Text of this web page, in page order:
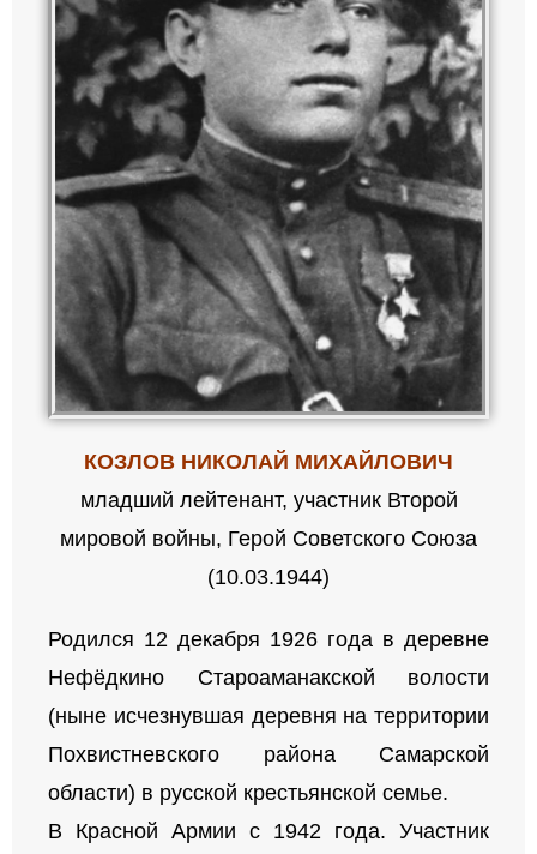
КОЗЛОВ НИКОЛАЙ МИХАЙЛОВИЧ
младший лейтенант, участник Второй
мировой войны, Герой Советского Союза
(10.03.1944)
Родился 12 декабря 1926 года в деревне
Нефёдкино Староаманакской волости
(ныне исчезнувшая деревня на территории
Похвистневского района Самарской
области) в русской крестьянской семье.
В Красной Армии с 1942 года. Участник